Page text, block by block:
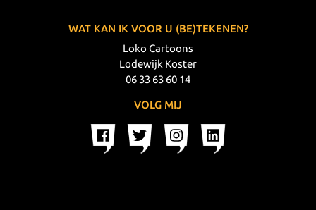
WAT KAN IK VOOR U (BE)TEKENEN?
Loko Cartoons
Lodewijk Koster
06 33 63 60 14
VOLG MIJ